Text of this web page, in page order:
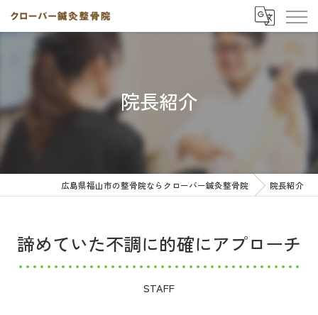
院長紹介
広島県福山市の整骨院ならクローバー鍼灸整骨院 院長紹介
諦めていた不調に的確にアプローチ
STAFF